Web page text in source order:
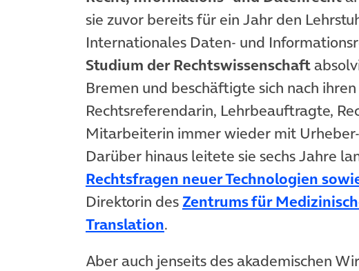
sie zuvor bereits für ein Jahr den
Internationales Daten- und
Studium der Rechtswissenschaft
Bremen und beschäftigte sich nach
Rechtsreferendarin, Lehrbeauftragte,
Mitarbeiterin immer wieder mit
Darüber hinaus leitete sie sechs Jahre
Rechtsfragen neuer Technologien
Direktorin des Zentrums für
Translation(öffnet in neuem Tab)
.
Aber auch jenseits des akademischen